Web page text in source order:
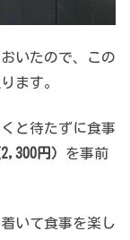
いたので、この
ます。
と待たずに食事
円） を事前
いて食事を楽し